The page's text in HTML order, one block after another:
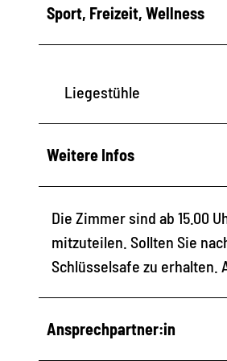
Sport, Freizeit, Wellness
Liegestühle
Weitere Infos
Die Zimmer sind ab 15.00
mitzuteilen. Sollten Sie
Schlüsselsafe zu erhalten.
Ansprechpartner:in